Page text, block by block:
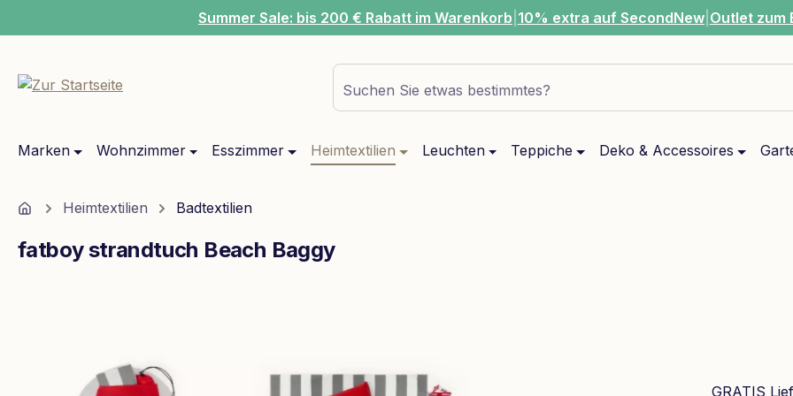
Zur Hauptnavigation springenSummer Sale: bis 200 € Rabatt im Warenkorb 10% extra auf SecondNew Outlet zum
Suchen Sie etwas bestimmtes?
Marken Wohnzimmer Esszimmer Heimtextilien Leuchten Teppiche Deko & Accessoires
HomeHeimtextilien Badtextilien
fatboy strandtuch Beach Baggy
GRATIS